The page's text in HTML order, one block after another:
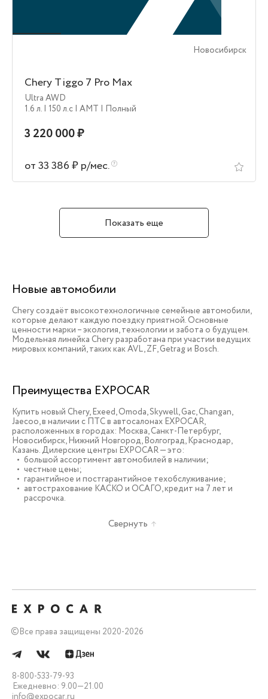
Новосибирск
Chery Tiggo 7 Pro Max
Ultra AWD
1.6 л. | 150 л.c | AMT | Полный
3 220 000 ₽
от 33 386 ₽ р/мес.
Показать еще
Новые автомобили
Chery создаёт высокотехнологичные семейные автомобили,
которые делают каждую поездку приятной. Основные
ценности марки – экология, технологии и забота о будущем.
Модельная линейка Chery разработана при участии ведущих
мировых компаний, таких как AVL, ZF, Getrag и Bosch.
Преимущества EXPOCAR
Купить новый Chery, Exeed, Omoda, Skywell, Gac, Changan,
Jaecoo, в наличии c ПТС в автосалонах EXPOCAR,
расположенных в городах: Москва, Санкт-Петербург,
Новосибирск, Нижний Новгород, Волгоград, Краснодар,
Казань. Дилерские центры EXPOCAR — это:
большой ассортимент автомобилей в наличии;
честные цены;
гарантийное и постгарантийное техобслуживание;
автострахование КАСКО и ОСАГО, кредит на 7 лет и
рассрочка.
Свернуть
©Все права защищены 2020-2026
8-800-533-79-93
Ежедневно: 9.00—21.00